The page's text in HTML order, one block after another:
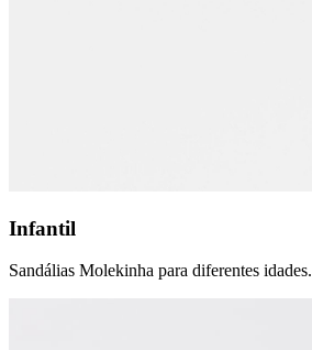
Infantil
Sandálias Molekinha para diferentes idades.